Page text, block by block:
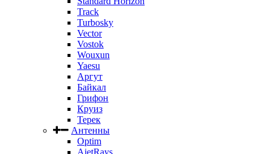
Track
Turbosky
Vector
Vostok
Wouxun
Yaesu
Аргут
Байкал
Грифон
Круиз
Терек
Антенны
Optim
AjetRays